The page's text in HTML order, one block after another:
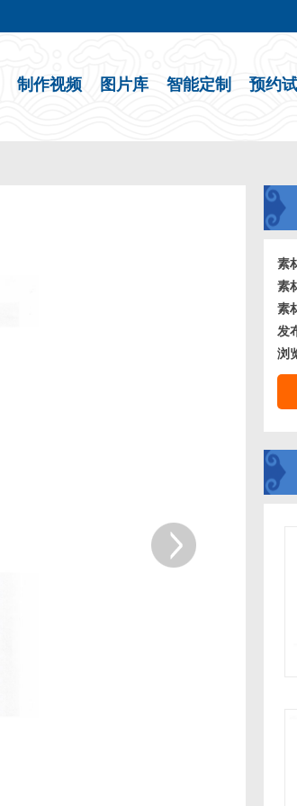
制作视频 图片库 智能定制 预约
素
素
素
发
浏